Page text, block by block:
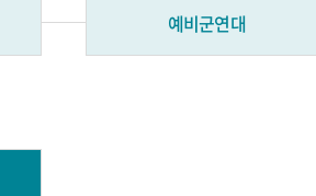
예비군연대